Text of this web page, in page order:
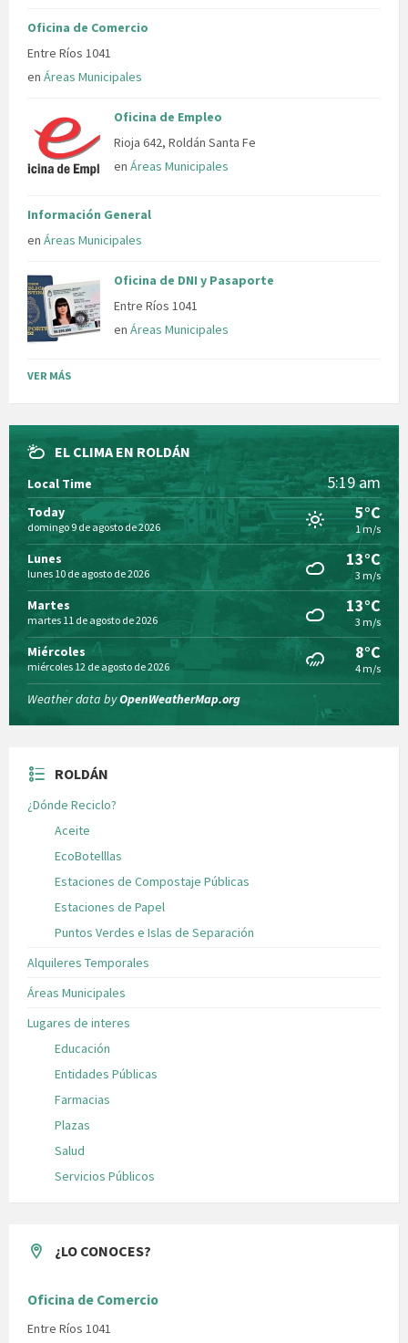
Oficina de Comercio
Entre Ríos 1041
en Áreas Municipales
Oficina de Empleo
Rioja 642, Roldán Santa Fe
en Áreas Municipales
Información General
en Áreas Municipales
Oficina de DNI y Pasaporte
Entre Ríos 1041
en Áreas Municipales
VER MÁS
EL CLIMA EN ROLDÁN
Local Time 5:19 am
Today
domingo 9 de agosto de 2026
5°C
1 m/s
Lunes
lunes 10 de agosto de 2026
13°C
3 m/s
Martes
martes 11 de agosto de 2026
13°C
3 m/s
Miércoles
miércoles 12 de agosto de 2026
8°C
4 m/s
Weather data byOpenWeatherMap.org
ROLDÁN
¿Dónde Reciclo?
Aceite
EcoBotelllas
Estaciones de Compostaje Públicas
Estaciones de Papel
Puntos Verdes e Islas de Separación
Alquileres Temporales
Áreas Municipales
Lugares de interes
Educación
Entidades Públicas
Farmacias
Plazas
Salud
Servicios Públicos
¿LO CONOCES?
Oficina de Comercio
Entre Ríos 1041